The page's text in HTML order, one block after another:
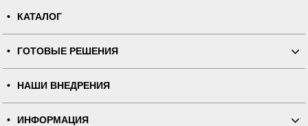
КАТАЛОГ
ГОТОВЫЕ РЕШЕНИЯ
НАШИ ВНЕДРЕНИЯ
ИНФОРМАЦИЯ